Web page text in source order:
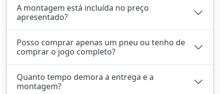
A montagem está incluída no preço
apresentado?
Posso comprar apenas um pneu ou tenho de
comprar o jogo completo?
Quanto tempo demora a entrega e a
montagem?